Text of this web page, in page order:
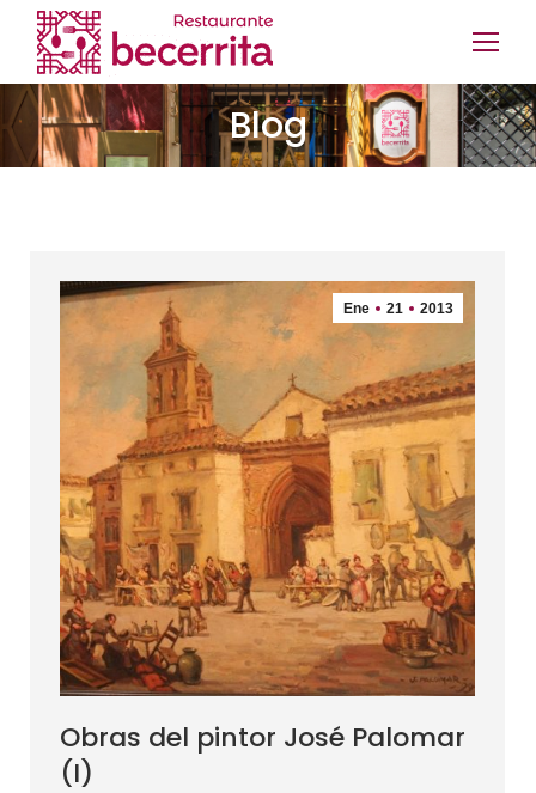
Blog
Ene 21 2013
Obras del pintor José Palomar
(I)